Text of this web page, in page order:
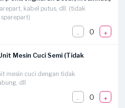
kabel putus, dll. (tidak
- 0 +
Mesin Cuci Semi (Tidak
mesin cuci dengan tidak
dll
- 0 +